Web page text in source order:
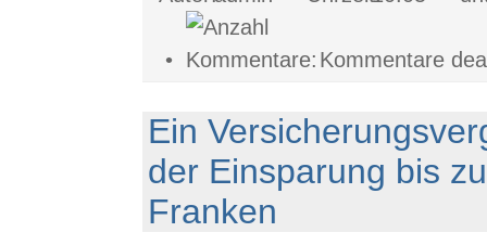
• Kommentare
Ein
der Einsparung bis
Franken